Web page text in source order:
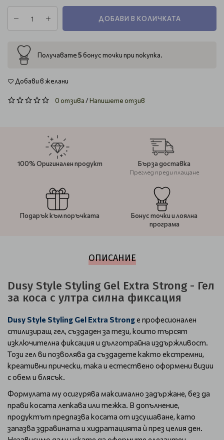
ДОБАВИ В КОЛИЧКАТА
Получавате5 бонус точки при покупка.
Добави в желани
0 отзива/Напишете отзив
100% Оригинален продукт Бърза доставка
Преглед преди плащане
Подарък към поръчката
Бонус точки и лоялна
програма
ОПИСАНИЕ
Dusy Style Styling Gel Extra Strong - Гел
за коса с ултра силна фиксация
Dusy Style Styling Gel Extra Strongе професионален
стилизиращ гел, създаден за тези, които търсят
изключителна фиксация и дълготрайна издържливост.
Този гел ви позволява да създадете както екстремни,
креативни прически, така и естествено оформени визии
с обем и блясък.
Формулата му осигурява максимално задържане, без да
прави косата лепкава или тежка. В допълнение,
продуктът предпазва косата от изсушаване, като
запазва здравината и хидратацията ѝ през целия ден.